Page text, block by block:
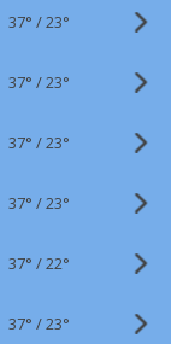
37° /23°
37° /23°
37° /23°
37° /23°
37° /22°
37° /23°